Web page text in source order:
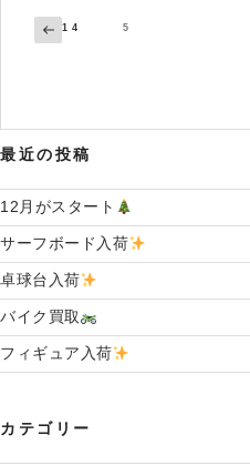
シ
ョ
マ
ケ
ッ
ト
札
幌
店
ア
ク
セ
サ
出
稿
ン
前
の
ペ
1
ペ
4 ページ5
最近の投稿
12月がスタート
サーフボード入荷
卓球台入荷
バイク買取
フィギュア入荷
カテゴリー